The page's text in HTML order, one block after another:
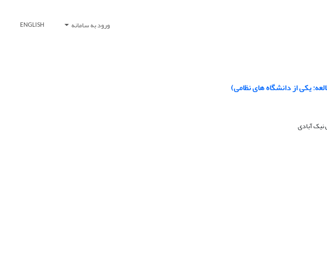
ورود به سامانه ENGLISH
یکی از دانشگاه های نظامی)
آبادی